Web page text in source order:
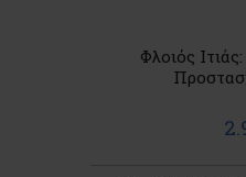
Φλοιός